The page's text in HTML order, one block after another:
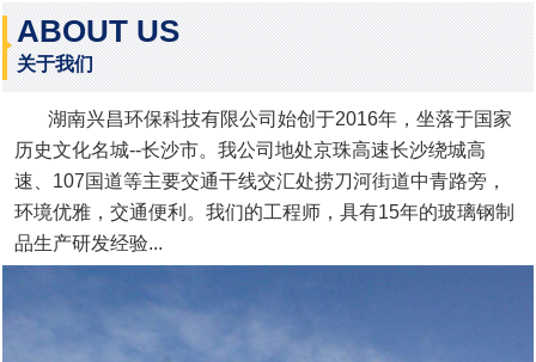
ABOUT US
关于我们
湖南兴昌环保科技有限公司始创于2016年，坐落于国家
历史文化名城--长沙市。我公司地处京珠高速长沙绕城高
速、107国道等主要交通干线交汇处捞刀河街道中青路旁，
环境优雅，交通便利。我们的工程师，具有15年的玻璃钢制
品生产研发经验...